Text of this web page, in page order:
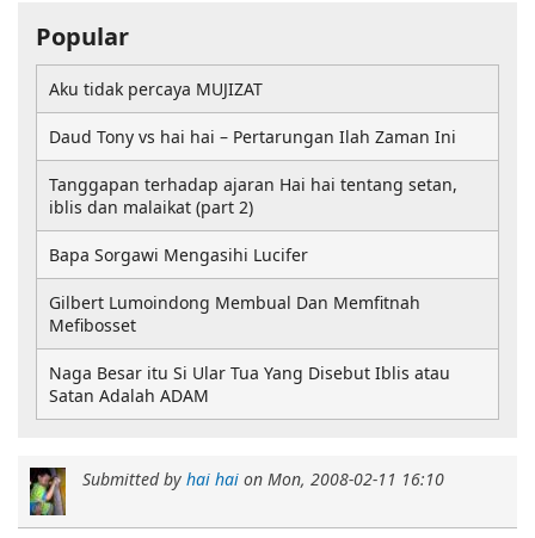
Submitted by hai hai on Mon, 2008-02-11 16:10
Popular
Aku tidak percaya MUJIZAT
Daud Tony vs hai hai – Pertarungan Ilah Zaman Ini
Tanggapan terhadap ajaran Hai hai tentang setan,
iblis dan malaikat (part 2)
Bapa Sorgawi Mengasihi Lucifer
Gilbert Lumoindong Membual Dan Memfitnah
Mefibosset
Naga Besar itu Si Ular Tua Yang Disebut Iblis atau
Satan Adalah ADAM